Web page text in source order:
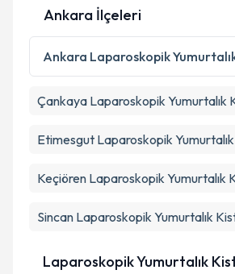
Kişisel verilerimin işlenmesine
Metni
'ni okudum ve kişisel
kapsamda işlenmesini kabul
Ankara İlçeleri
Ankara Laparoskopik
Çankaya Laparoskopik Yumurtalık
Etimesgut Laparoskopik Yumurtalık
Keçiören Laparoskopik Yumurtalık
Sincan Laparoskopik Yumurtalık
Laparoskopik Yumurtalık Kist